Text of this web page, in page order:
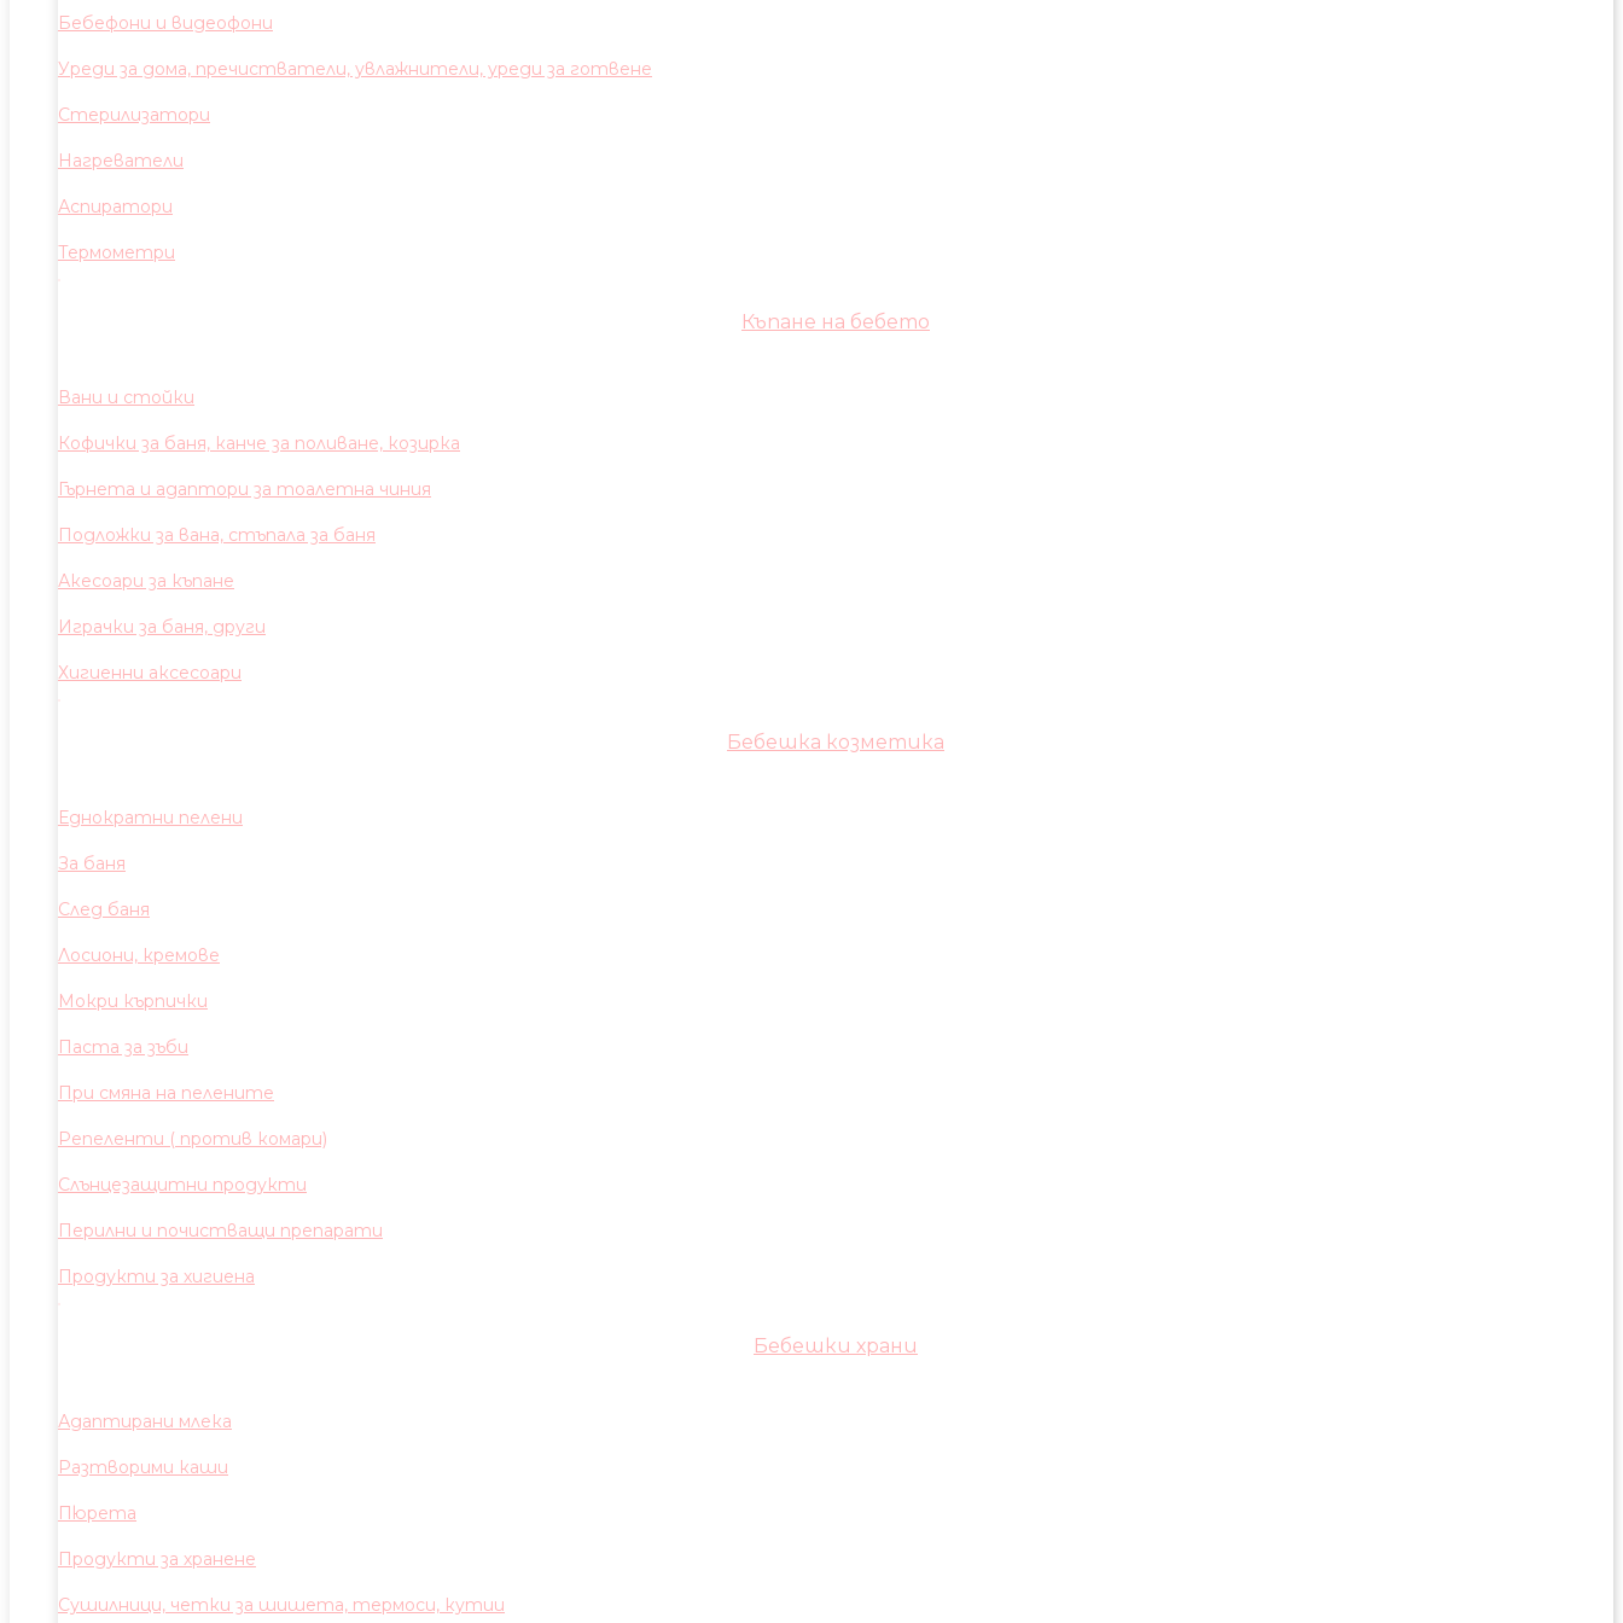
Бебефони и видеофони
Уреди за дома, пречистватели, увлажнители, уреди за готвене
Стерилизатори
Нагреватели
Аспиратори
Термометри
Къпане на бебето
Вани и стойки
Кофички за баня, канче за поливане, козирка
Гърнета и адаптори за тоалетна чиния
Подложки за вана, стъпала за баня
Акесоари за къпане
Играчки за баня, други
Хигиенни аксесоари
Бебешка козметика
Еднократни пелени
За баня
След баня
Лосиони, кремове
Мокри кърпички
Паста за зъби
При смяна на пелените
Репеленти ( против комари)
Слънцезащитни продукти
Перилни и почистващи препарати
Продукти за хигиена
Бебешки храни
Адаптирани млека
Разтворими каши
Пюрета
Продукти за хранене
Сушилници, четки за шишета, термоси, кутии